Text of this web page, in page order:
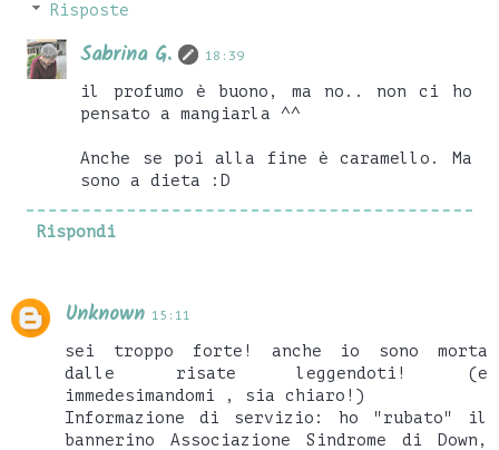
Risposte
Sabrina G. 18:39
il profumo è buono, ma no.. non ci ho
pensato a mangiarla ^^
Anche se poi alla fine è caramello. Ma
sono a dieta :D
Rispondi
Unknown 15:11
sei troppo forte! anche io sono morta
dalle risate leggendoti! (e
immedesimandomi , sia chiaro!)
Informazione di servizio: ho "rubato" il
bannerino Associazione Sindrome di Down,